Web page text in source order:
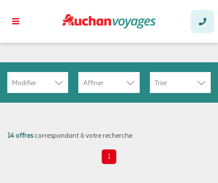
Modifier Affiner Trier
14 offrescorrespondant à votre recherche
1